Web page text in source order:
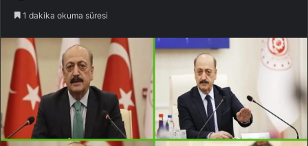
1 dakika okuma süresi